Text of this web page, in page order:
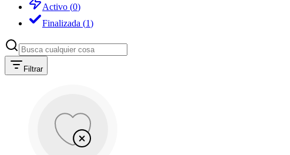
Activo (0)
Finalizada (1)
Filtrar